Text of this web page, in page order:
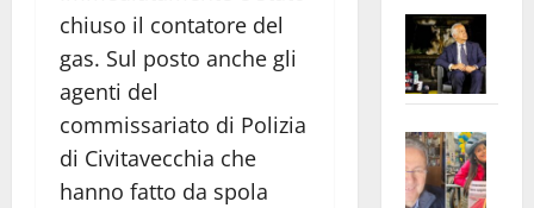
chiuso il contatore del
gas. Sul posto anche gli
agenti del
commissariato di Polizia
di Civitavecchia che
hanno fatto da spola
apre